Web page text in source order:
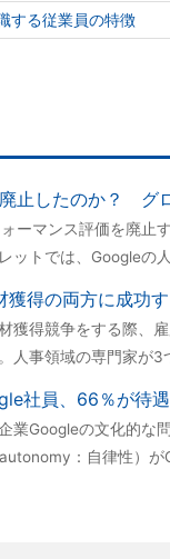
する従業員の特徴
止したのか？ グ
ーマンス評価を廃止
ットでは、Googleの
得の両方に成功
獲得競争をする際、
人事領域の専門家が3
社員、66％が待
業Googleの文化的な
：自律性）が